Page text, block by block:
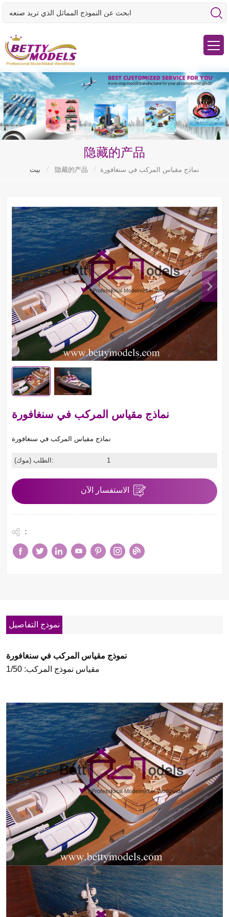
隐藏的产品
بيت / 隐藏的产品 / نماذج مقياس المركب في سنغافورة
نماذج مقياس المركب في سنغافورة
نماذج مقياس المركب في سنغافورة
الطلب (موك): 1
الاستفسار الآن
:
نموذج التفاصيل
نموذج مقياس المركب في سنغافورة
مقياس نموذج المركب: 1/50